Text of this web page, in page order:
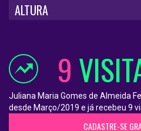
ALTURA
9
Juliana Maria Gomes de Almeida
desde Março/2019 e já recebeu 9
CADASTRE-SE